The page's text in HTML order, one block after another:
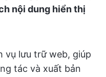
nội dung hiển thị
vụ lưu trữ web, giúp
tác và xuất bản